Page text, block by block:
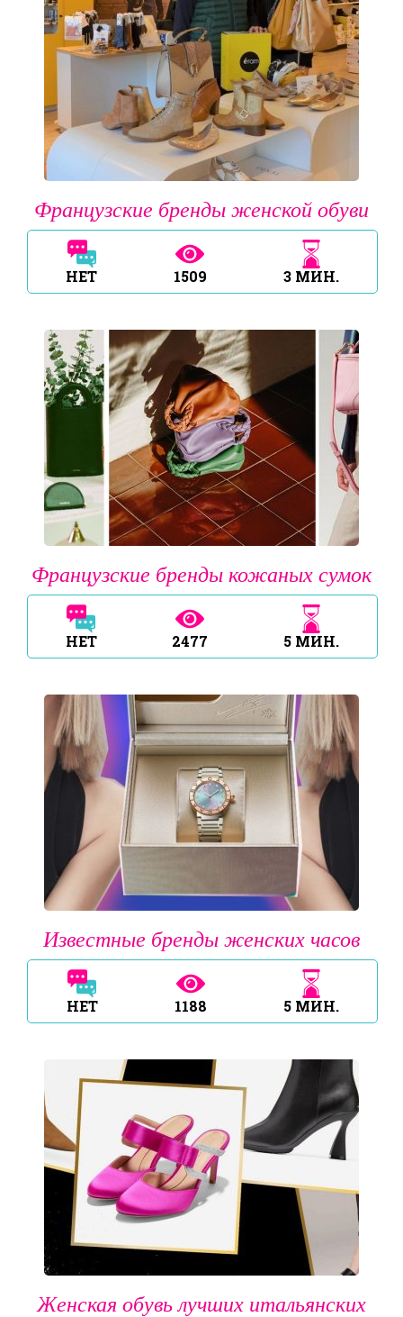
Французские бренды женской обуви
НЕТ 1509 3 МИН.
Французские бренды кожаных сумок
НЕТ 2477 5 МИН.
Известные бренды женских часов
НЕТ 1188 5 МИН.
Женская обувь лучших итальянских